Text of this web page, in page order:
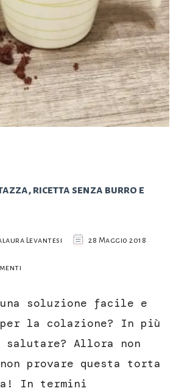
ricetta senza burro e
Levantesi 28 Maggio 2018
tazza,
ricetta
burro
uova
soluzione facile e
la colazione? In più
salutare? Allora non
provare questa torta
In termini